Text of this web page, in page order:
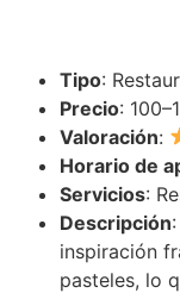
Tipo:
Precio:
Valoración:
Horario de
Servicios:
Descripción
inspiración
pasteles, lo